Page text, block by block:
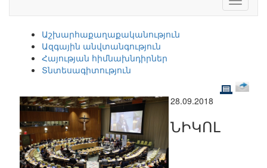
Աշխարհաքաղաքականություն
Ազգային անվտանգություն
Հայության հիմնախնդիրներ
Տնտեսագիտություն
28.09.2018
ՆԻԿՈԼ